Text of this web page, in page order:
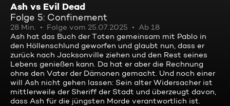
Ash vs Evil Dead
Folge 5: Confinement
28 Min. Folge vom 25.07.2025
Ab 18
Ash hat das Buch der Toten gemeinsam mit Pablo in
den Höllenschlund geworfen und glaubt nun, dass er
zurück nach Jacksonville ziehen und den Rest seines
Lebens genießen kann. Da hat er aber die Rechnung
ohne den Vater der Dämonen gemacht. Und noch einer
will Ash nicht gehen lassen: Sein alter Widersacher ist
mittlerweile der Sheriff der Stadt und überzeugt davon,
dass Ash für die jüngsten Morde verantwortlich ist.